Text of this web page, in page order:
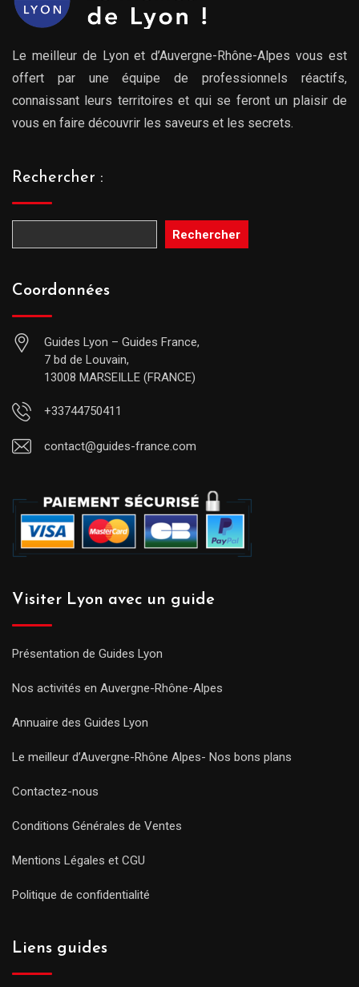
Le meilleur de Lyon et d’Auvergne-Rhône-Alpes vous est
offert par une équipe de professionnels réactifs,
connaissant leurs territoires et qui se feront un plaisir de
vous en faire découvrir les saveurs et les secrets.
Rechercher :
Rechercher
Coordonnées
Guides Lyon – Guides France,
7 bd de Louvain,
13008 MARSEILLE (FRANCE)
+33744750411
contact@guides-france.com
Visiter Lyon avec un guide
Présentation de Guides Lyon
Nos activités en Auvergne-Rhône-Alpes
Annuaire des Guides Lyon
Le meilleur d’Auvergne-Rhône Alpes- Nos bons plans
Contactez-nous
Conditions Générales de Ventes
Mentions Légales et CGU
Politique de confidentialité
Liens guides